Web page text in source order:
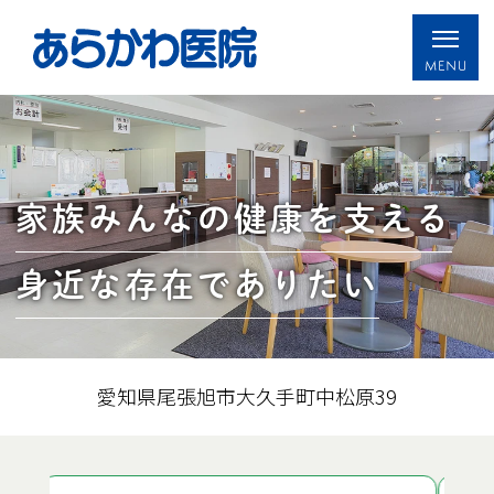
家族みんなの健康を支える
身近な存在でありたい
愛知県尾張旭市大久手町中松原39